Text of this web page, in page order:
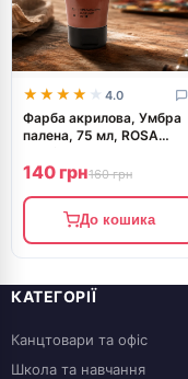
★★★★★
★★★★★ 4.0
Фарба акрилова, Умбра
палена, 75 мл, ROSA
140 грн160 грн
До кошика
КАТЕГОРІЇ
Канцтовари та офіс
Школа та навчання